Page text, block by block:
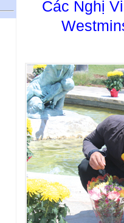
Các Nghị